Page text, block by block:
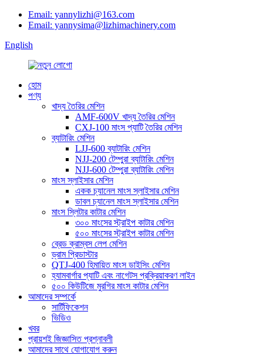
Email: yannylizhi@163.com
Email: yannysima@lizhimachinery.com
English
হোম
পণ্য
খাদ্য তৈরির মেশিন
AMF-600V খাদ্য তৈরির মেশিন
CXJ-100 মাংস প্যাটি তৈরির মেশিন
ব্যাটারিং মেশিন
LJJ-600 ব্যাটারিং মেশিন
NJJ-200 টেম্পুরা ব্যাটারিং মেশিন
NJJ-600 টেম্পুরা ব্যাটারিং মেশিন
মাংস স্লাইসার মেশিন
একক চ্যানেল মাংস স্লাইসার মেশিন
ডাবল চ্যানেল মাংস স্লাইসার মেশিন
মাংস স্লিটার কাটার মেশিন
৩০০ মাংসের স্ট্রাইপ কাটার মেশিন
৫০০ মাংসের স্ট্রাইপ কাটার মেশিন
ব্রেড ক্রাম্বস লেপ মেশিন
ড্রাম প্রিডাস্টার
QTJ-400 হিমায়িত মাংস ডাইসিং মেশিন
হ্যামবার্গার প্যাটি এবং নাগেটস প্রক্রিয়াকরণ লাইন
৫০০ কিউটিজে মুরগির মাংস কাটার মেশিন
আমাদের সম্পর্কে
সার্টিফিকেশন
ভিডিও
খবর
প্রায়শই জিজ্ঞাসিত প্রশ্নাবলী
আমাদের সাথে যোগাযোগ করুন